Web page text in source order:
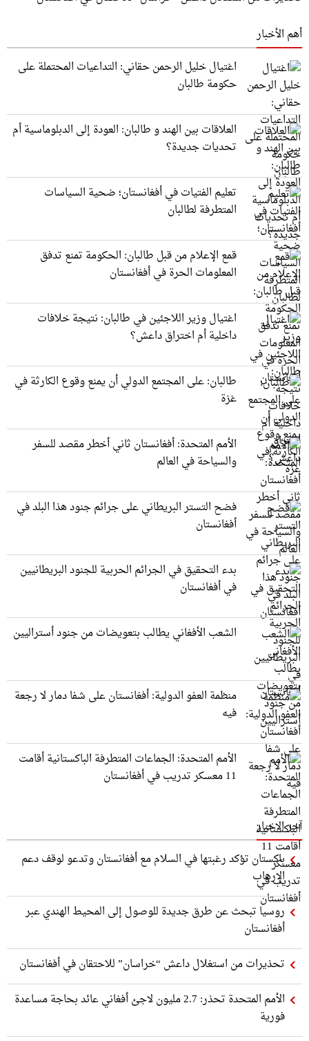
أهم الأخبار
اغتيال خليل الرحمن حقاني: التداعيات المحتملة على
حكومة طالبان
العلاقات بين الهند و طالبان: العودة إلى الدبلوماسية أم
تحديات جديدة؟
تعليم الفتيات في أفغانستان؛ ضحية السياسات
المتطرفة لطالبان
قمع الإعلام من قبل طالبان: الحكومة تمنع تدفق
المعلومات الحرة في أفغانستان
اغتيال وزير اللاجئين في طالبان: نتيجة خلافات
داخلية أم اختراق داعش؟
طالبان: على المجتمع الدولي أن يمنع وقوع الكارثة في
غزة
الأمم المتحدة: أفغانستان ثاني أخطر مقصد للسفر
والسياحة في العالم
فضح التستر البريطاني على جرائم جنود هذا البلد في
أفغانستان
بدء التحقيق في الجرائم الحربیة للجنود البريطانيین
في أفغانستان
الشعب الأفغاني يطالب بتعويضات من جنود أستراليين
منظمة العفو الدولية: أفغانستان على شفا دمار لا رجعة
فيه
الأمم المتحدة: الجماعات المتطرفة الباكستانية أقامت
11 معسكر تدريب في أفغانستان
آخر الاخبار
باكستان تؤكد رغبتها في السلام مع أفغانستان وتدعو لوقف دعم
الإرهاب
روسيا تبحث عن طرق جديدة للوصول إلى المحيط الهندي عبر
أفغانستان
تحذيرات من استغلال داعش “خراسان” للاحتقان في أفغانستان
الأمم المتحدة تحذر: 2.7 مليون لاجئ أفغاني عائد بحاجة مساعدة
فورية